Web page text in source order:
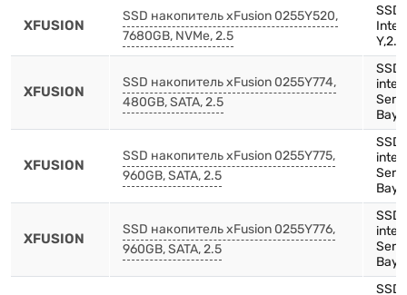
XFUSION
SSD накопитель xFusion 0255Y520,
7680GB, NVMe, 2.5
XFUSION
SSD накопитель xFusion 0255Y774,
480GB, SATA, 2.5
Bay)
XFUSION
SSD накопитель xFusion 0255Y775,
960GB, SATA, 2.5
Bay)
XFUSION
SSD накопитель xFusion 0255Y776,
960GB, SATA, 2.5
Bay)